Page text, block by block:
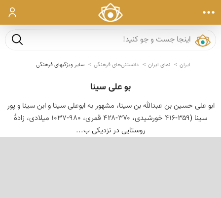
ورود
جست و
ایران نمای ایران دانستنی‌های فرهنگی سایر ویژگیهای فرهنگی
بو علی سینا
ابو علی حسین بن عبدالله بن سینا، مشهور به ابوعلی سینا و ابن سینا و پور
سینا (۳۵۹-۴۱۶ خورشیدی، ۳۷۰-۴۲۸ قمری، ۹۸۰-۱۰۳۷ میلادی، زادهٔ
روستایی در نزدیکی ب...